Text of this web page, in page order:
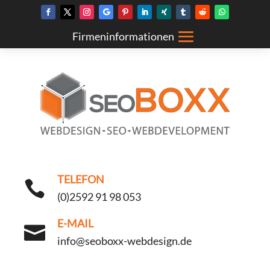

TELEFON
(0)2592 91 98 053

E-MAIL
info@seoboxx-webdesign.de